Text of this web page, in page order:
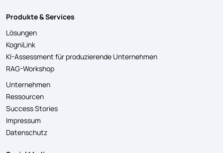
Produkte & Services
Lösungen
KogniLink
KI-Assessment für produzierende Unternehmen
RAG-Workshop
Unternehmen
Ressourcen
Success Stories
Impressum
Datenschutz